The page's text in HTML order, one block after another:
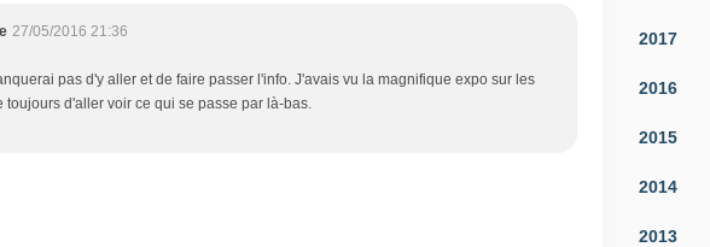
27/05/2016 21:36
pas d'y aller et de faire passer l'info. J'avais vu la magnifique expo sur les
toujours d'aller voir ce qui se passe par là-bas.
2017
2016
2015
2014
2013